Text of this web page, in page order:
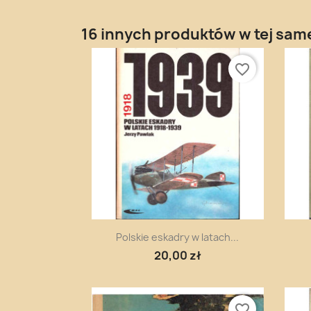
16 innych produktów w tej
Szybki podgląd
Polskie eskadry w latach...
20,00 zł
favorite_border